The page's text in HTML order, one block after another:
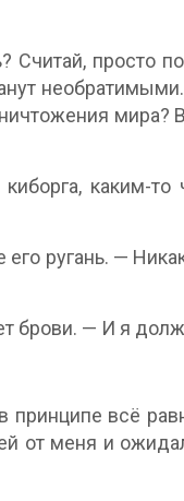
Считай, просто
мира?
каким-
ругань. —
— И я
всё
от меня и